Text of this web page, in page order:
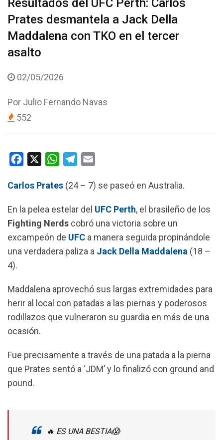
Resultados del UFC Perth: Carlos
Prates desmantela a Jack Della
Maddalena con TKO en el tercer
asalto
02/05/2026
Por Julio Fernando Navas
552
c
b
o
o
k
W
a
s
A
p
p
l
g
r
a
m
a
l
Carlos Prates (24 – 7) se paseó en Australia.
En la pelea estelar del UFC Perth, el brasileño de los
Fighting Nerds cobró una victoria sobre un
excampeón de UFC a manera seguida propinándole
una verdadera paliza a Jack Della Maddalena (18 –
4).
Maddalena aprovechó sus largas extremidades para
herir al local con patadas a las piernas y poderosos
rodillazos que vulneraron su guardia en más de una
ocasión.
Fue precisamente a través de una patada a la pierna
que Prates sentó a ‘JDM’ y lo finalizó con ground and
pound.
🔥 ES UNA BESTIA😱